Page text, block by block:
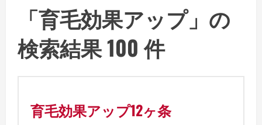
「育毛効果アップ」の
検索結果 100 件
育毛効果アップ12ヶ条